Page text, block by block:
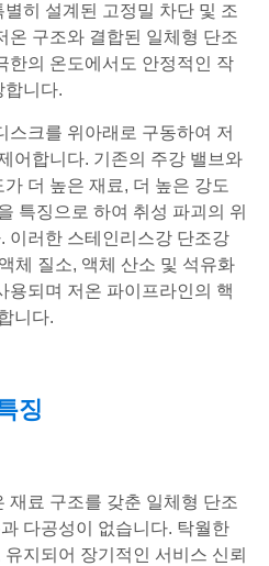
히 설계된 고정밀 차단 및 조
온 구조와 결합된 일체형 단조
한의 온도에서도 안정적인 작
합니다.
스크를 위아래로 구동하여 저
어합니다. 기존의 주강 밸브와
더 높은 재료, 더 높은 강도
특징으로 하여 취성 파괴의 위
이러한 스테인리스강 단조강
체 질소, 액체 산소 및 석유화
용되며 저온 파이프라인의 핵
니다.
징
재료 구조를 갖춘 일체형 단조
다공성이 없습니다. 탁월한
지되어 장기적인 서비스 신뢰